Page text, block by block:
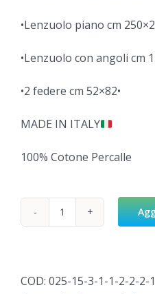
•Lenzuolo piano cm
•Lenzuolo con angoli cm
•2 federe cm 52×82•
MADE IN ITALY
100% Cotone Percalle
Leopard
COD: 025-15-3-1-1-2-2-2-